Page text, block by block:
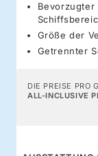
Bevorzugter
Größe der
Getrennter
DIE PREISE PRO
ALL-INCLUSIVE